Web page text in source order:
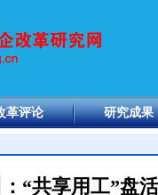
革评论 研究成果
“共享用工”盘